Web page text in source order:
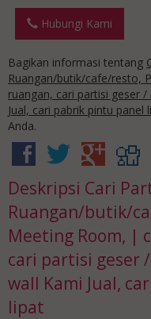
Hubungi Kami
Bagikan informasi tentang
Ruangan/butik/cafe/resto,
ruangan, cari partisi geser
Jual, cari pabrik pintu panel
Anda.
Deskripsi Cari
Ruangan/butik/
Meeting Room, |
cari partisi geser
wall Kami Jual,
lipat